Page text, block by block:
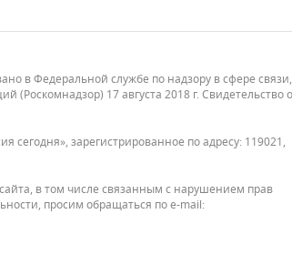
в Федеральной службе по надзору в сфере связи,
17 августа 2018 г. Свидетельство о
сегодня», зарегистрированное по адресу: 119021,
в том числе связанным с нарушением прав
просим обращаться по e-mail: